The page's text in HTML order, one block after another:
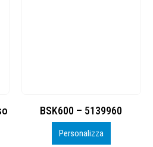
DTF
Personalizza